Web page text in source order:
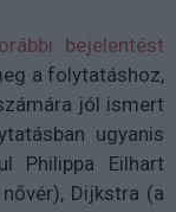
bejelentést
a folytatáshoz,
jól ismert
ugyanis
Philippa Eilhart
Dijkstra (a